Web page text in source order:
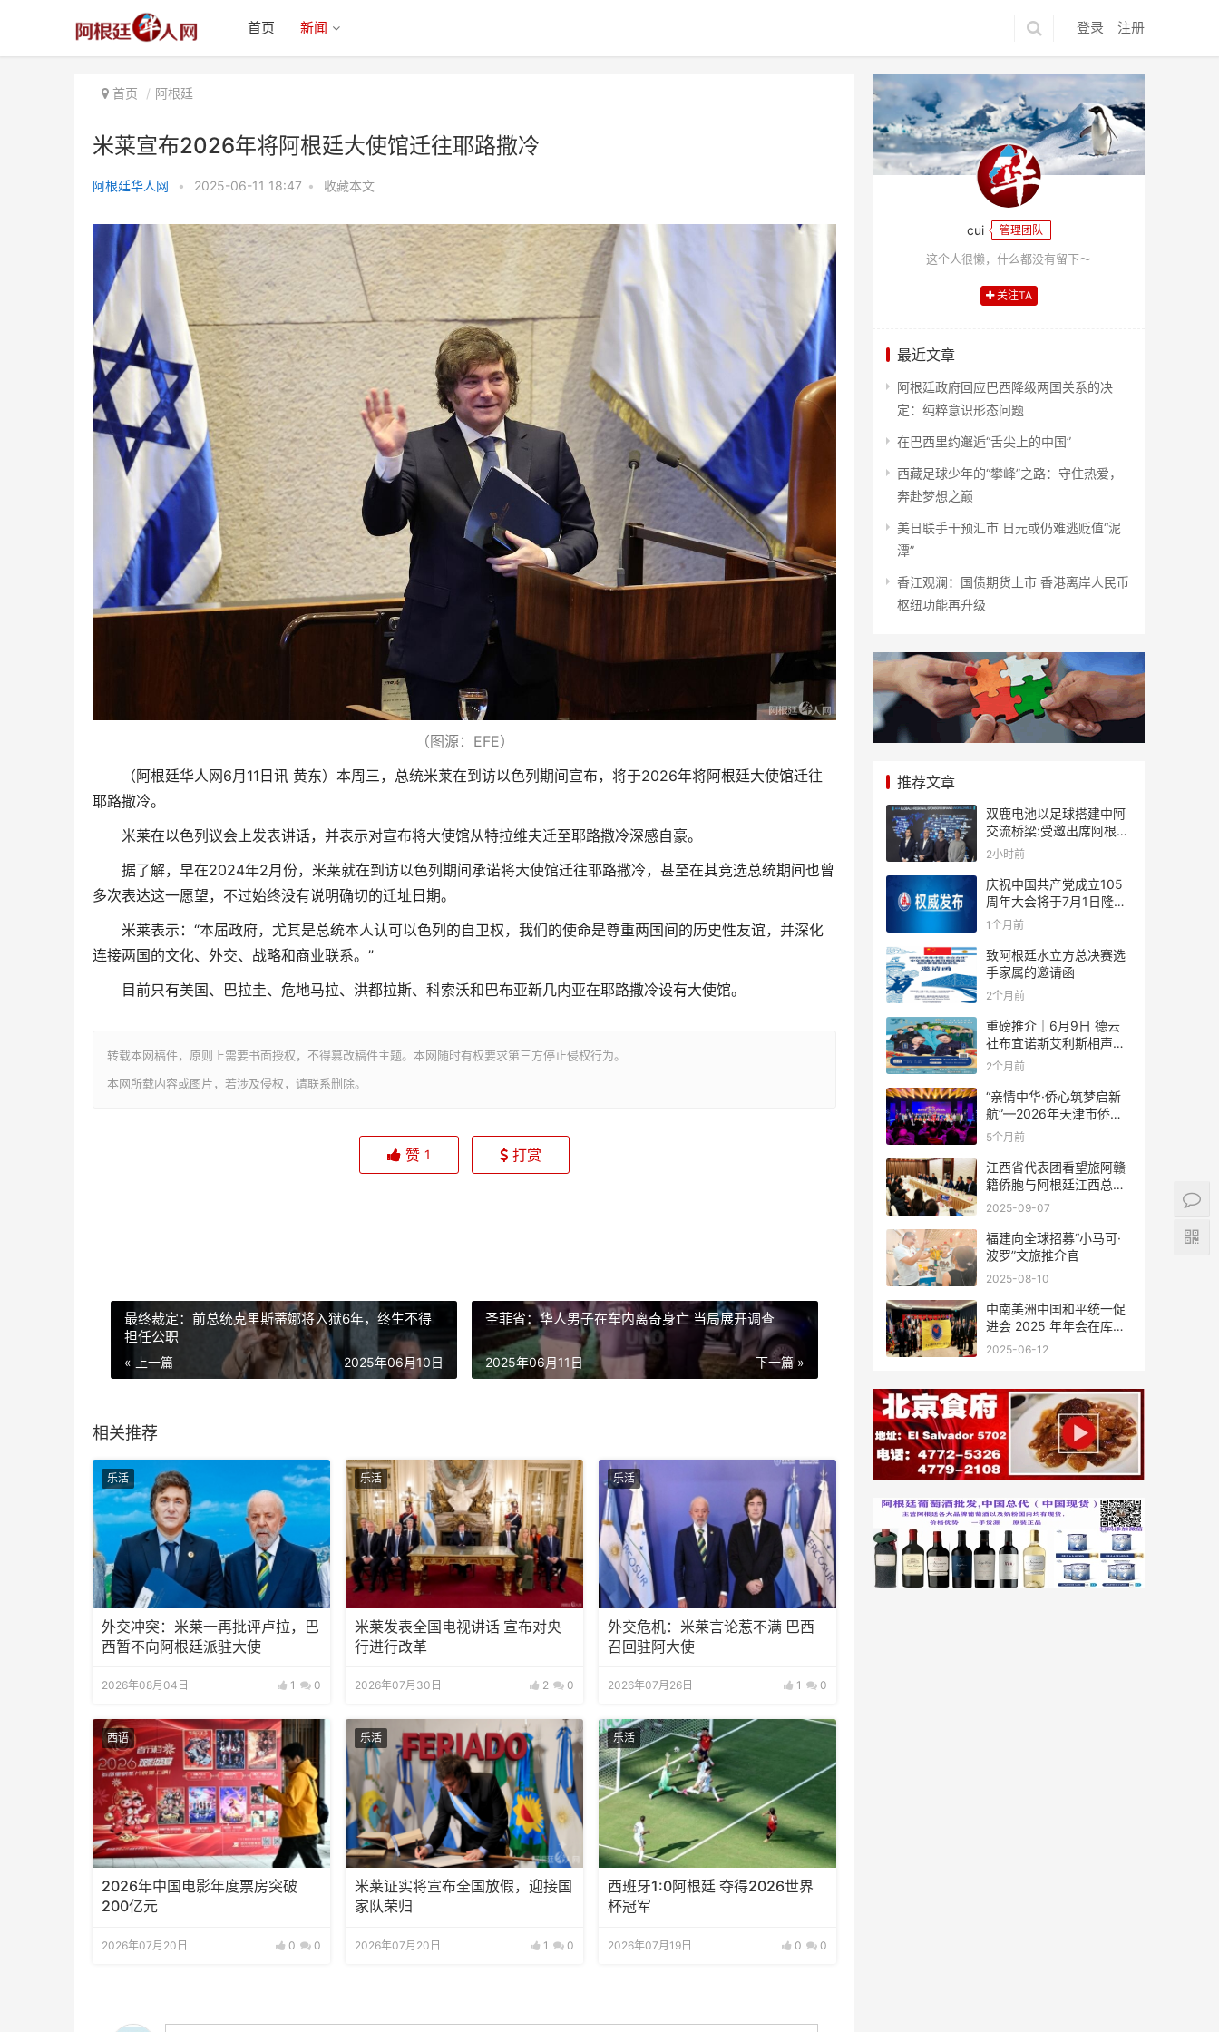
登录 注册
首页 新闻
首页 阿根廷
米莱宣布2026年将阿根廷大使馆迁往耶路撒冷
阿根廷华人网 • 2025-06-11 18:47 • 收藏本文
（图源：EFE）
（阿根廷华人网6月11日讯 黄东）本周三，总统米莱在到访以色列期间宣布，将于2026年将阿根廷大使馆迁往
耶路撒冷。
米莱在以色列议会上发表讲话，并表示对宣布将大使馆从特拉维夫迁至耶路撒冷深感自豪。
据了解，早在2024年2月份，米莱就在到访以色列期间承诺将大使馆迁往耶路撒冷，甚至在其竞选总统期间也曾
多次表达这一愿望，不过始终没有说明确切的迁址日期。
米莱表示：“本届政府，尤其是总统本人认可以色列的自卫权，我们的使命是尊重两国间的历史性友谊，并深化
连接两国的文化、外交、战略和商业联系。”
目前只有美国、巴拉圭、危地马拉、洪都拉斯、科索沃和巴布亚新几内亚在耶路撒冷设有大使馆。
转载本网稿件，原则上需要书面授权，不得篡改稿件主题。本网随时有权要求第三方停止侵权行为。
本网所载内容或图片，若涉及侵权，请联系删除。
迁往耶路撒冷
赞 1 打赏
最终裁定：前总统克里斯蒂娜将入狱6年，终生不得
担任公职
« 上一篇 2025年06月10日
圣菲省：华人男子在车内离奇身亡 当局展开调查
下一篇 »
2025年06月11日
相关推荐
乐活
外交冲突：米莱一再批评卢拉，巴
西暂不向阿根廷派驻大使
2026年08月04日 1 0
乐活
米莱发表全国电视讲话 宣布对央
行进行改革
2026年07月30日 2 0
乐活
外交危机：米莱言论惹不满 巴西
召回驻阿大使
2026年07月26日 1 0
西语
2026年中国电影年度票房突破
200亿元
2026年07月20日 0 0
乐活
米莱证实将宣布全国放假，迎接国
家队荣归
2026年07月20日 1 0
乐活
西班牙1:0阿根廷 夺得2026世界
杯冠军
2026年07月19日 0 0
cui 管理团队
这个人很懒，什么都没有留下～
关注TA
最近文章
阿根廷政府回应巴西降级两国关系的决
定：纯粹意识形态问题
在巴西里约邂逅“舌尖上的中国”
西藏足球少年的“攀峰”之路：守住热爱，
奔赴梦想之巅
美日联手干预汇市 日元或仍难逃贬值“泥
潭”
香江观澜：国债期货上市 香港离岸人民币
枢纽功能再升级
推荐文章
双鹿电池以足球搭建中阿
交流桥梁:受邀出席阿根廷
足协赞助商招待会！
2小时前
庆祝中国共产党成立105
周年大会将于7月1日隆重
举行
1个月前
致阿根廷水立方总决赛选
手家属的邀请函
2个月前
重磅推介｜6月9日 德云
社布宜诺斯艾利斯相声专
场！国风曲艺邂逅南美风
结！
2个月前
“亲情中华·侨心筑梦启新
航”—2026年天津市侨界
新春联谊活动成功举办
5个月前
江西省代表团看望旅阿赣
籍侨胞与阿根廷江西总商
会座谈
2025-09-07
福建向全球招募“小马可·
波罗”文旅推介官
2025-08-10
中南美洲中国和平统一促
进会 2025 年年会在库拉
索圆满举行，共绘反“独”
2025-06-12